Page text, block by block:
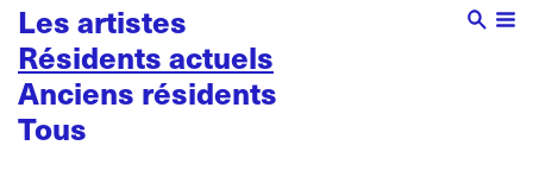
Les artistes
Résidents actuels
Anciens résidents
Tous